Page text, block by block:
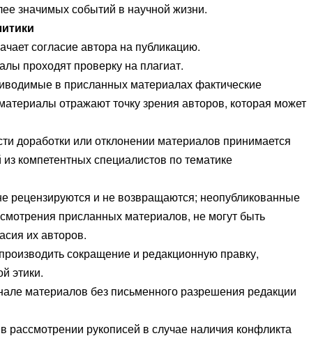
значимых событий в научной жизни.
согласие автора на публикацию.
проходят проверку на плагиат.
в присланных материалах фактические
отражают точку зрения авторов, которая может
доработки или отклонении материалов принимается
компетентных специалистов по тематике
рецензируются и не возвращаются; неопубликованные
присланных материалов, не могут быть
их авторов.
сокращение и редакционную правку,
этики.
материалов без письменного разрешения редакции
рассмотрении рукописей в случае наличия конфликта